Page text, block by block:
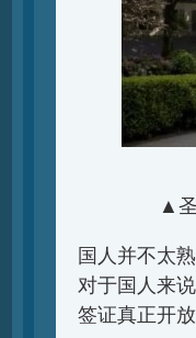
▲
国人并不太
对于国人来
签证真正开